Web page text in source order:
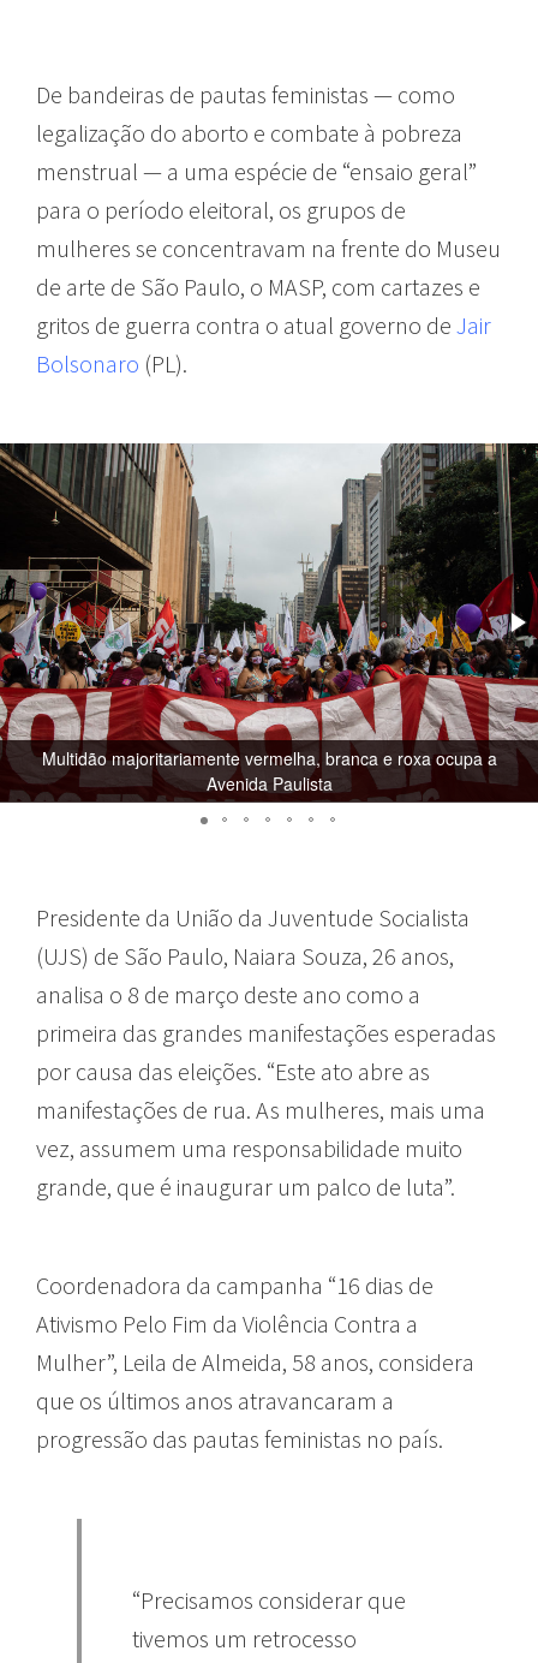
De bandeiras de pautas feministas — como
legalização do aborto e combate à pobreza
menstrual — a uma espécie de “ensaio geral”
para o período eleitoral, os grupos de
mulheres se concentravam na frente do Museu
de arte de São Paulo, o MASP, com cartazes e
gritos de guerra contra o atual governo de Jair
Bolsonaro (PL).
Multidão majoritariamente vermelha, branca e roxa ocupa a
Avenida Paulista
Presidente da União da Juventude Socialista
(UJS) de São Paulo, Naiara Souza, 26 anos,
analisa o 8 de março deste ano como a
primeira das grandes manifestações esperadas
por causa das eleições. “Este ato abre as
manifestações de rua. As mulheres, mais uma
vez, assumem uma responsabilidade muito
grande, que é inaugurar um palco de luta”.
Coordenadora da campanha “16 dias de
Ativismo Pelo Fim da Violência Contra a
Mulher”, Leila de Almeida, 58 anos, considera
que os últimos anos atravancaram a
progressão das pautas feministas no país.
“Precisamos considerar que
tivemos um retrocesso